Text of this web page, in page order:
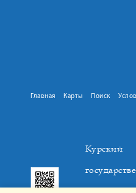
Главная Карты Поиск
Курский